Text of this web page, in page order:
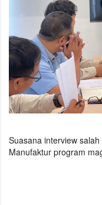
Suasana interview
Manufaktur program